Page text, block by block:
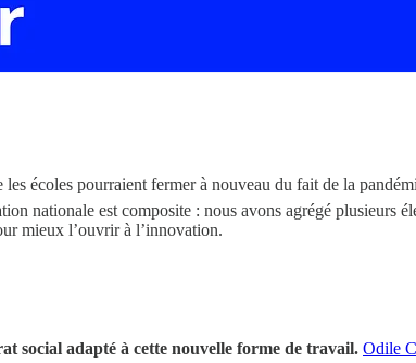
les écoles pourraient fermer à nouveau du fait de la
nationale est composite : nous avons agrégé plusieurs
mieux l’ouvrir à l’innovation.
social adapté à cette nouvelle forme de travail. Odile